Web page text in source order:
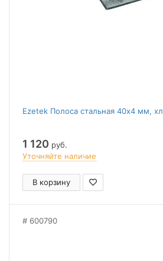
Ezetek Полоса стальная 40х4 мм,
1 120 руб.
Уточняйте наличие
В корзину
600790